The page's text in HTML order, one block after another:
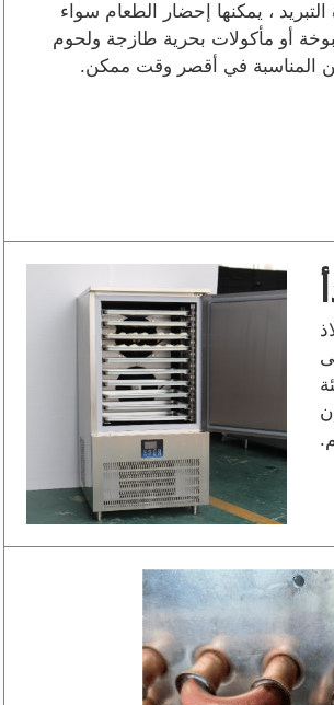
التبريد ، يمكنها إحضار الطعام سواء
أو مأكولات بحرية طازجة ولحوم
المناسبة في أقصر وقت ممكن.